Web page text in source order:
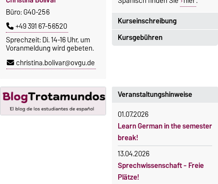
Büro: G40-256
+49 391 67-56520
Sprechzeit: Di. 14-16 Uhr, um
Voranmeldung wird gebeten.
christina.bolivar@ovgu.de
Kurseinschreibung
Einschreibezeitraum:
OVGU-Account
Oktober 2026.
Kursteilnahme nur nach
fristgerechter Online-
Anmeldung
Kursgebühren
Gebühren
Gebührenrückerstattung
Gebührenbefreiungen bei
curricularer Sprachausbildung
Gebührenbefreiung bei
Incomings
Veranstaltungshinweise
01.07.2026
Learn German in the semester
break!
13.04.2026
Sprechwissenschaft - Freie
Plätze!